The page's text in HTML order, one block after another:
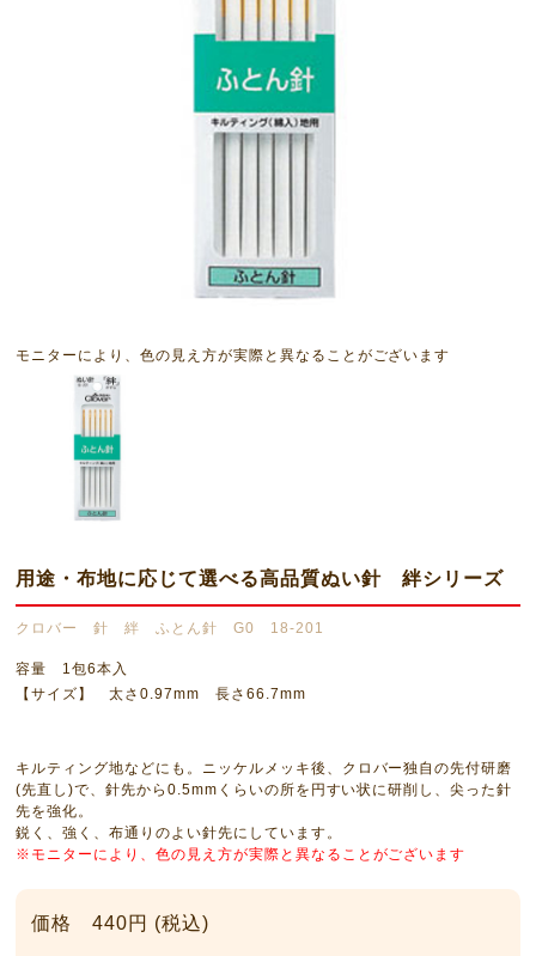
モニターにより、色の見え方が実際と異なることがございます
用途・布地に応じて選べる高品質ぬい針 絆シリーズ
クロバー 針 絆 ふとん針 G0 18-201
容量 1包6本入
【サイズ】 太さ0.97mm 長さ66.7mm
キルティング地などにも。ニッケルメッキ後、クロバー独自の先付研磨
(先直し)で、針先から0.5mmくらいの所を円すい状に研削し、尖った針
先を強化。
鋭く、強く、布通りのよい針先にしています。
※モニターにより、色の見え方が実際と異なることがございます
価格 440円 (税込)